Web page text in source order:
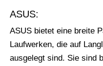
ASUS:
ASUS bietet eine breite
Laufwerken, die auf
ausgelegt sind. Sie sind